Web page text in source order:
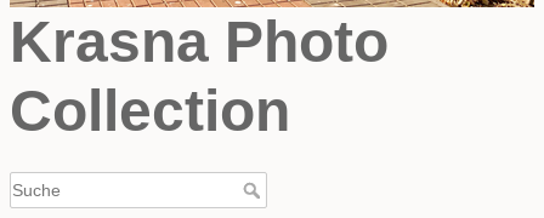
Krasna Photo
Collection